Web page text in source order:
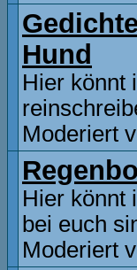
Hund
Hier könnt
Moderiert
Hier könnt
bei euch
Moderiert